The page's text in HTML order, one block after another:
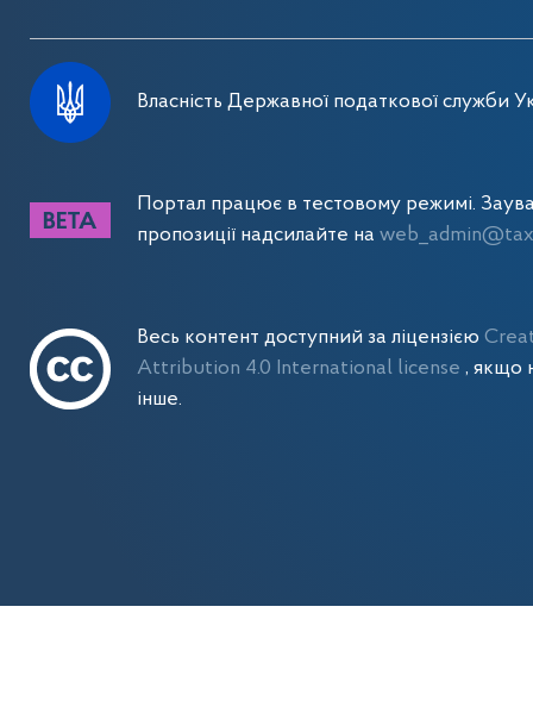
Власність Державної податкової служби
Портал працює в тестовому режимі.
пропозиції надсилайте на
Весь контент доступний за ліцензією
Attribution 4.0 International license , якщо
інше.